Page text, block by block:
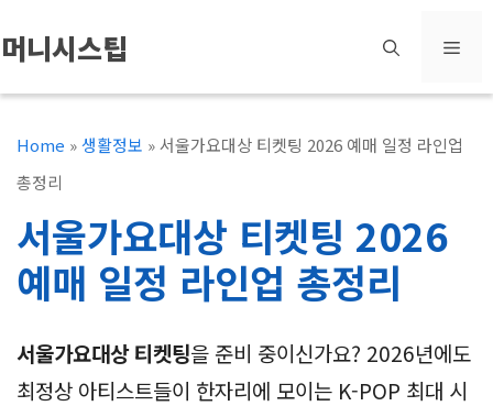
텐
츠
머니시스팁 메
Home »생활정보 »서울가요대상 티켓팅 2026 예매 일정 라인업
총정리
서울가요대상 티켓팅 2026
예매 일정 라인업 총정리
서울가요대상 티켓팅을 준비 중이신가요? 2026년에도
최정상 아티스트들이 한자리에 모이는 K-POP 최대 시